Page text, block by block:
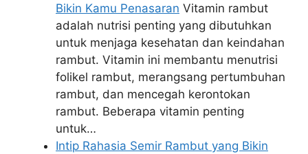
Bikin Kamu Penasaran Vitamin rambut
adalah nutrisi penting yang dibutuhkan
untuk menjaga kesehatan dan keindahan
rambut. Vitamin ini membantu menutrisi
folikel rambut, merangsang pertumbuhan
rambut, dan mencegah kerontokan
rambut. Beberapa vitamin penting
untuk…
Intip Rahasia Semir Rambut yang Bikin